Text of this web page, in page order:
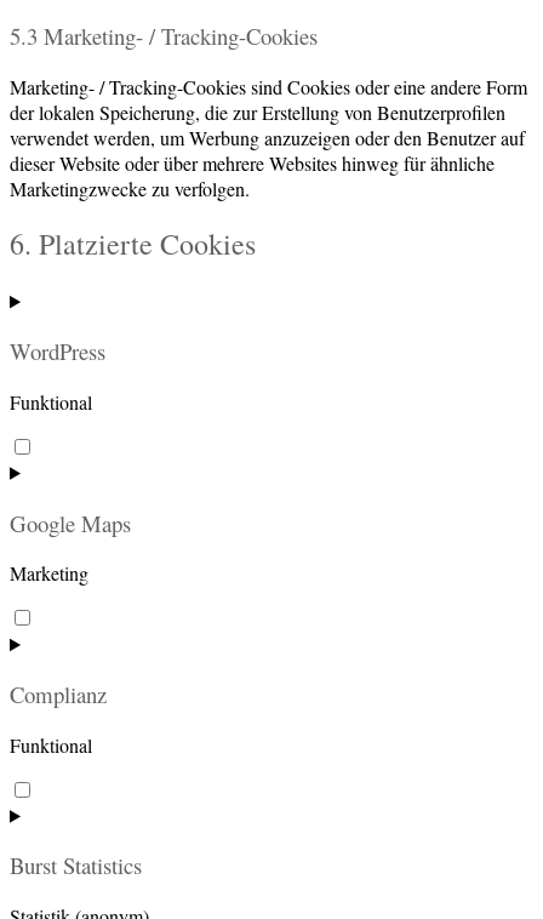
5.3 Marketing- / Tracking-Cookies
Marketing- / Tracking-Cookies sind Cookies oder eine andere Form
der lokalen Speicherung, die zur Erstellung von Benutzerprofilen
verwendet werden, um Werbung anzuzeigen oder den Benutzer auf
dieser Website oder über mehrere Websites hinweg für ähnliche
Marketingzwecke zu verfolgen.
6. Platzierte Cookies
WordPress
Funktional
Consent
to
wordpress
Google Maps
Marketing
Consent
to
google-
Complianz
Funktional
Consent
to
complianz
Burst Statistics